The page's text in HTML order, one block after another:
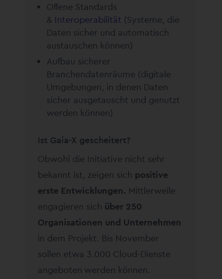
Offene Standards
& Interoperabilität (Systeme, die
Daten sicher und automatisch
austauschen können)
Aufbau sicherer
Branchendatenräume (digitale
Umgebungen, in denen Daten
sicher ausgetauscht und genutzt
werden können)
Ist Gaia-X gescheitert?
Obwohl die Initiative nicht sehr
bekannt ist, zeigen sich positive
erste Entwicklungen. Mittlerweile
engagieren sich über 250
Organisationen und Unternehmen
in dem Projekt. Bis November
sollen etwa 3.000 Cloud-Dienste
angeboten werden können.